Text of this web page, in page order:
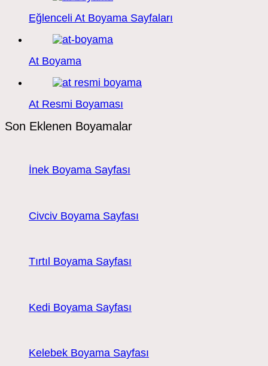
Eğlenceli At Boyama Sayfaları
At Boyama
At Resmi Boyaması
Son Eklenen Boyamalar
İnek Boyama Sayfası
Civciv Boyama Sayfası
Tırtıl Boyama Sayfası
Kedi Boyama Sayfası
Kelebek Boyama Sayfası